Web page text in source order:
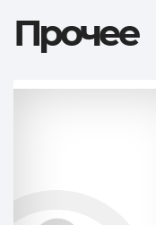
Прочее